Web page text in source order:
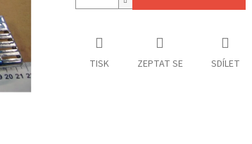
TISK ZEPTAT SE SDÍLET